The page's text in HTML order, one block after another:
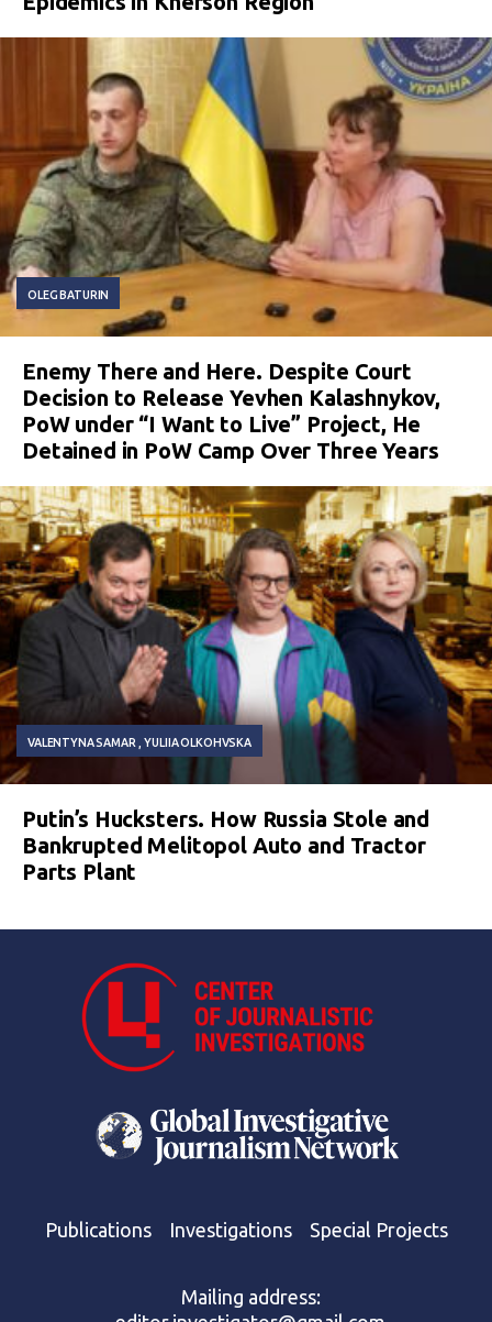
OLEG BATURIN
Enemy There and Here. Despite Court
Decision to Release Yevhen Kalashnykov,
PoW under “I Want to Live” Project, He
Detained in PoW Camp Over Three Years
VALENTYNA SAMAR YULIIA OLKOHVSKA
Putin’s Hucksters. How Russia Stole and
Bankrupted Melitopol Auto and Tractor
Parts Plant
Publications Investigations Special Projects
Mailing address: